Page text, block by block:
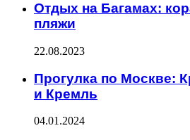
Отдых на Багамах:
пляжи
22.08.2023
Прогулка по Москве:
и Кремль
04.01.2024